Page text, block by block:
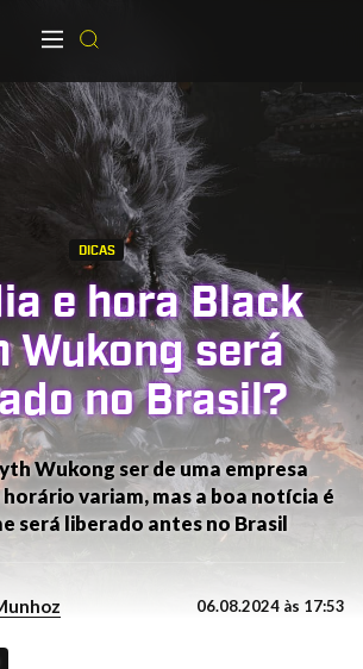
DICAS
e hora Black
Wukong será
no Brasil?
Wukong ser de uma empresa
horário variam, mas a boa notícia é
será liberado antes no Brasil
06.08.2024 às 17:53